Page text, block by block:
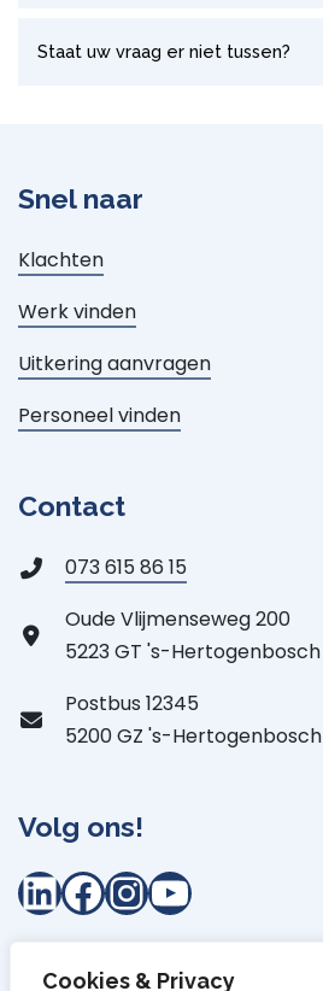
Cookies & Privacy
Staat uw vraag er niet tussen?
Snel naar
Klachten
Werk vinden
Uitkering aanvragen
Personeel vinden
Contact
073 615 86 15
Oude Vlijmenseweg 200
5223 GT 's-Hertogenbosch
Postbus 12345
5200 GZ 's-Hertogenbosch
Volg ons!
LinkedIn
Facebook
Instagram
YouTube